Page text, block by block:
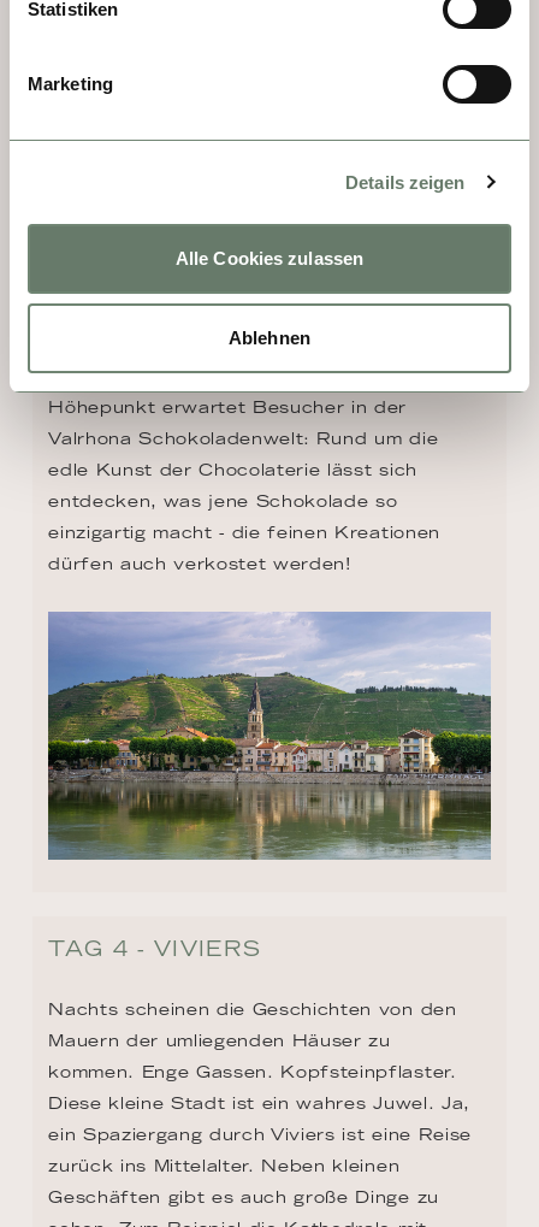
Statistiken
Marketing
Details zeigen
Alle Cookies zulassen
Ablehnen
l’Hermitage, ein wahres Paradies für
Weingüter haben hier ihre Heimat – darunter
die berühmten Hermitage- und Crozes-
Hermitage-AOP-Weine. Ein weiterer
Höhepunkt erwartet Besucher in der
Valrhona Schokoladenwelt: Rund um die
edle Kunst der Chocolaterie lässt sich
entdecken, was jene Schokolade so
einzigartig macht - die feinen Kreationen
dürfen auch verkostet werden!
TAG 4 - VIVIERS
Nachts scheinen die Geschichten von den
Mauern der umliegenden Häuser zu
kommen. Enge Gassen. Kopfsteinpflaster.
Diese kleine Stadt ist ein wahres Juwel. Ja,
ein Spaziergang durch Viviers ist eine Reise
zurück ins Mittelalter. Neben kleinen
Geschäften gibt es auch große Dinge zu